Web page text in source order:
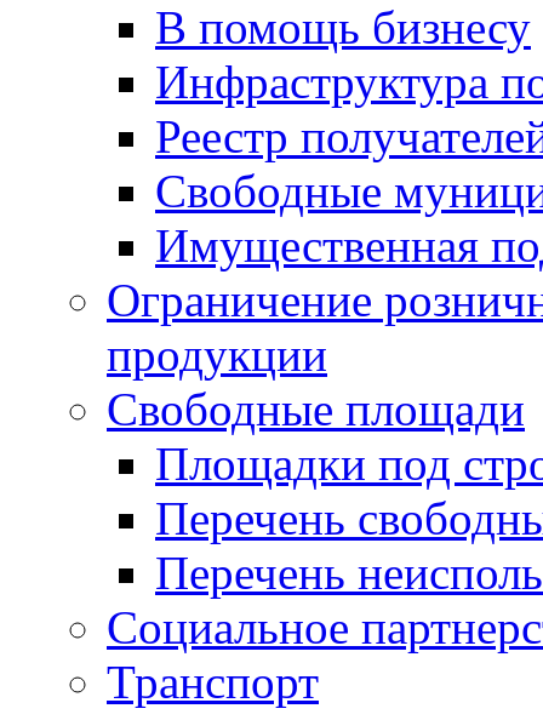
В помощь бизнесу
Инфраструктура
Реестр
Свободные
Имущественная
Ограничение
продукции
Свободные площади
Площадки под
Перечень
Перечень
Социальное
Транспорт